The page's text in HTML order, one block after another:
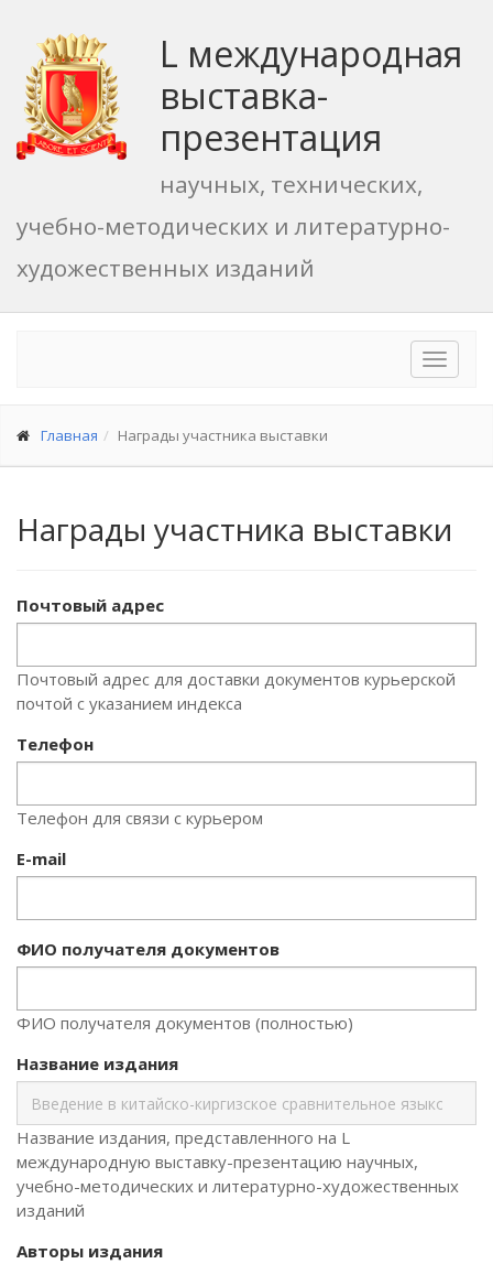
L международная
выставка-
презентация
научных, технических,
учебно-методических и литературно-
художественных изданий
Toggle
Главная Награды участника выставки
Награды участника выставки
Почтовый адрес
Почтовый адрес для доставки документов курьерской
почтой с указанием индекса
Телефон
Телефон для связи с курьером
E-mail
ФИО получателя документов
ФИО получателя документов (полностью)
Название издания
Название издания, представленного на L
международную выставку-презентацию научных,
учебно-методических и литературно-художественных
изданий
Авторы издания